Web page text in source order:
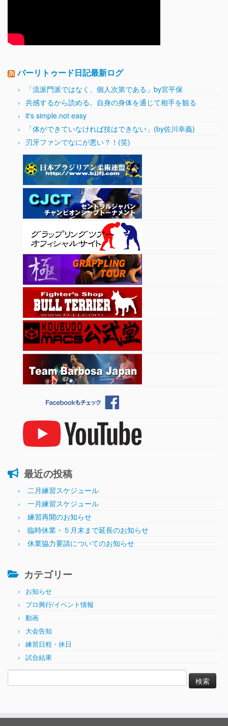
バーリトゥード日記最新ログ
「流派門派ではなく、個人次第である」by宮平保
共感するから読める。自身の身体を通じて相手を観る
it's simple.not easy
「体ができていなければ技はできない」(by佐川幸義)
刃牙ファンでなにが悪い？！(笑)
最近の投稿
二月練習スケジュール
一月練習スケジュール
練習再開のお知らせ
臨時休業・５月末まで延長のお知らせ
休業協力要請についてのお知らせ
カテゴリー
お知らせ
プロ興行/イベント情報
動画
大会告知
練習日程・休日
試合結果
索: